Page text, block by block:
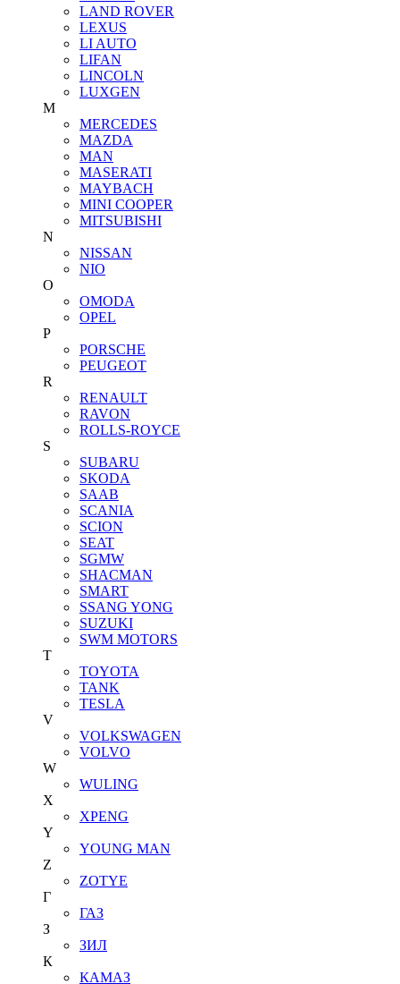
LAND ROVER
LEXUS
LI AUTO
LIFAN
LINCOLN
LUXGEN
M
MERCEDES
MAZDA
MAN
MASERATI
MAYBACH
MINI COOPER
MITSUBISHI
N
NISSAN
NIO
O
OMODA
OPEL
P
PORSCHE
PEUGEOT
R
RENAULT
RAVON
ROLLS-ROYCE
S
SUBARU
SKODA
SAAB
SCANIA
SCION
SEAT
SGMW
SHACMAN
SMART
SSANG YONG
SUZUKI
SWM MOTORS
T
TOYOTA
TANK
TESLA
V
VOLKSWAGEN
VOLVO
W
WULING
X
XPENG
Y
YOUNG MAN
Z
ZOTYE
Г
ГАЗ
З
ЗИЛ
К
КАМАЗ